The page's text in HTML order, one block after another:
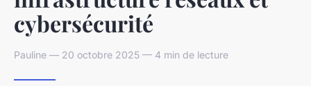
cybersécurité
Pauline — 20 octobre 2025 — 4 min de lecture